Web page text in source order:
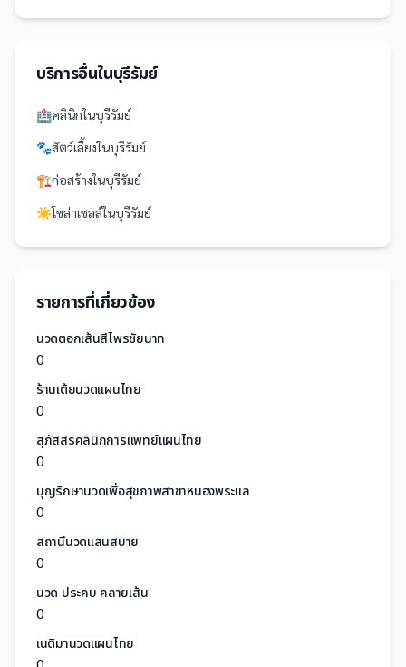
บริการอื่นในบุรีรัมย์
🏥คลินิกในบุรีรัมย์
🐾สัตว์เลี้ยงในบุรีรัมย์
🏗️ก่อสร้างในบุรีรัมย์
☀️โซล่าเซลล์ในบุรีรัมย์
รายการที่เกี่ยวข้อง
นวดตอกเส้นสีไพรชัยนาท
0
ร้านเต้ยนวดแผนไทย
0
สุภัสสรคลินิกการแพทย์แผนไทย
0
บุญรักษานวดเพื่อสุขภาพสาขาหนองพระแล
0
สถานีนวดแสนสบาย
0
นวด ประคบ คลายเส้น
0
เนติมานวดแผนไทย